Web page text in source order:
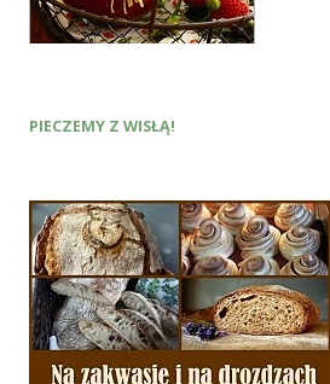
PIECZEMY Z WISŁĄ!